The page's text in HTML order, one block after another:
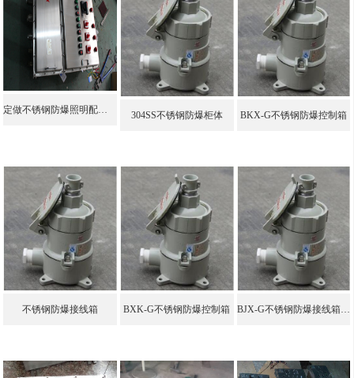
定做不锈钢防爆照明配电箱
304SS不锈钢防爆柜体 BKX-G不锈钢防爆控制箱
不锈钢防爆接线箱 BXK-G不锈钢防爆控制箱 BJX-G不锈钢防爆接线箱IIC